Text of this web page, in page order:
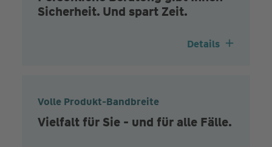
Sicherheit. Und spart Zeit.
Details
Volle Produkt-Bandbreite
Vielfalt für Sie - und für alle Fälle.